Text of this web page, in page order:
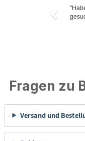
Fragen zu
Versand und